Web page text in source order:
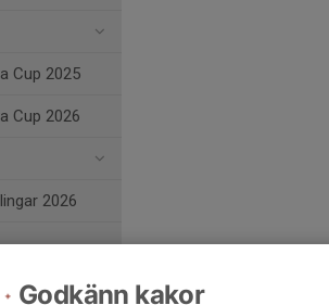
Cup 2025
Cup 2026
2026
Godkänn kakor